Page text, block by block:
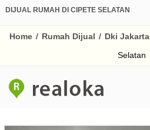
DIJUAL RUMAH DI CIPETE SELATAN
Home / Rumah Dijual / Dki Jakarta
Selatan